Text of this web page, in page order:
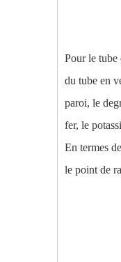
Pour le tube
du tube en
paroi, le
fer, le
En termes
le point de